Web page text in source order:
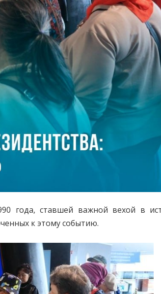
года, ставшей важной вехой в
к этому событию.